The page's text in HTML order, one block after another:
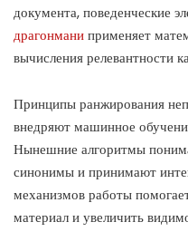
документа, поведенческие
драгонманиприменяет
вычисления релевантности
Принципы ранжирования
внедряют машинное
Нынешние алгоритмы
синонимы и принимают
механизмов работы
материал и увеличить